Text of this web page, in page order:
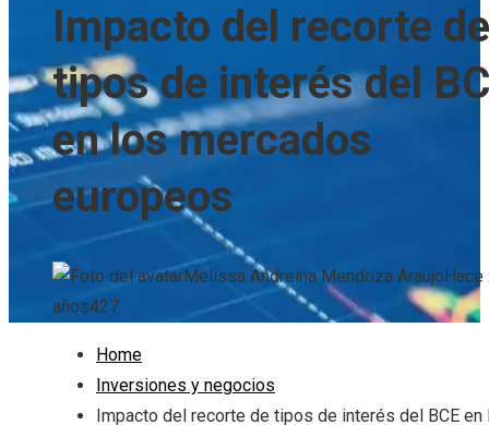
Impacto del recorte de
tipos de interés del
en los mercados
europeos
Melissa Andreina Mendoza Araujo Hace
años427
Home
Inversiones y negocios
Impacto del recorte de tipos de interés del BCE en